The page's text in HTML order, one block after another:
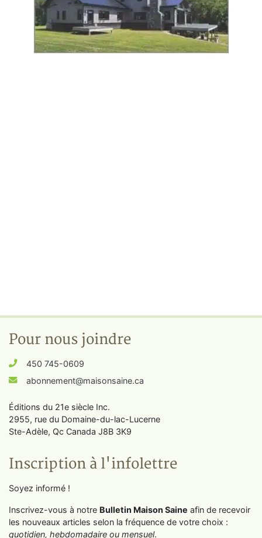
Pour nous joindre
450 745-0609
abonnement@maisonsaine.ca
Éditions du 21e siècle Inc.
2955, rue du Domaine-du-lac-Lucerne
Ste-Adèle, Qc Canada J8B 3K9
Inscription à l'infolettre
Soyez informé !
Inscrivez-vous à notre Bulletin Maison Saine afin de recevoir
les nouveaux articles selon la fréquence de votre choix :
quotidien, hebdomadaire ou mensuel.